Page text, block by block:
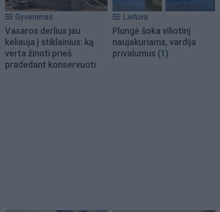
Gyvenimas
Vasaros derlius jau
keliauja į stiklainius: ką
verta žinoti prieš
pradedant konservuoti
Lietuva
Plungė šoka viliotinį
naujakuriams, vardija
privalumus (1)